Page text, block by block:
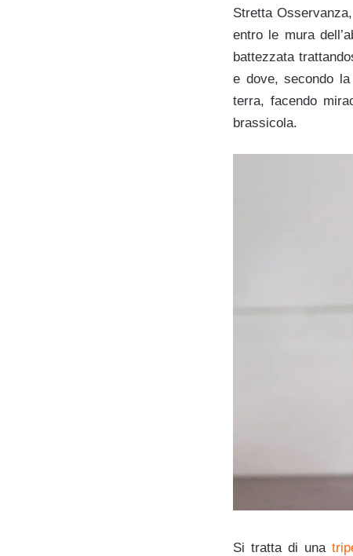
Stretta
entro le mura
battezzata
e dove, secondo
terra, facendo
brassicola.
Si tratta di una